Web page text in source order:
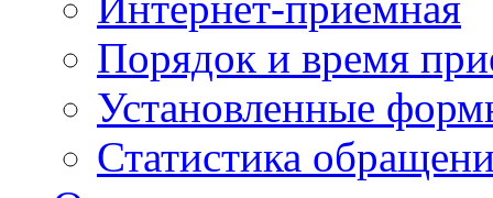
Порядок и время
Установленные
Статистика